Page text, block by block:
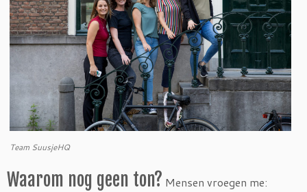
Team SuusjeHQ
Waarom nog geen ton? Mensen vroegen me: